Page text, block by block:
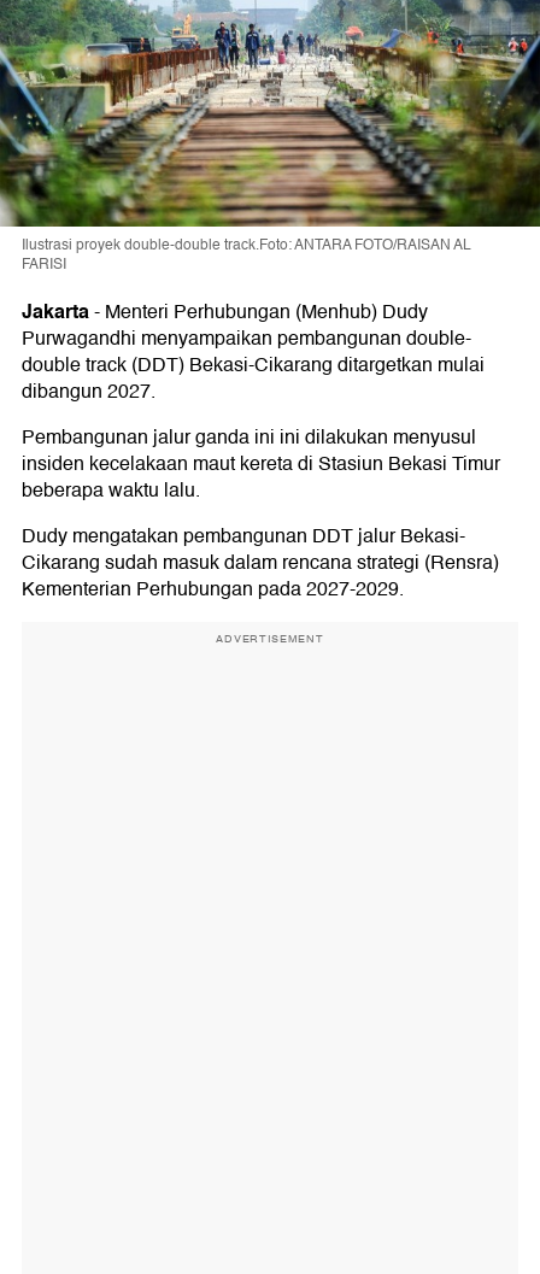
Ilustrasi proyek double-double track.Foto: ANTARA FOTO/RAISAN AL
FARISI
Jakarta-Menteri Perhubungan (Menhub) Dudy
Purwagandhi menyampaikan pembangunan double-
double track (DDT) Bekasi-Cikarang ditargetkan mulai
dibangun 2027.
Pembangunan jalur ganda ini ini dilakukan menyusul
insiden kecelakaan maut kereta di Stasiun Bekasi Timur
beberapa waktu lalu.
Dudy mengatakan pembangunan DDT jalur Bekasi-
Cikarang sudah masuk dalam rencana strategi (Rensra)
Kementerian Perhubungan pada 2027-2029.
ADVERTISEMENT